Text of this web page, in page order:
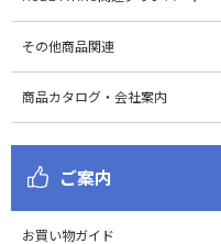
その他商品関連
商品カタログ・会社案内
ご案内
お買い物ガイド